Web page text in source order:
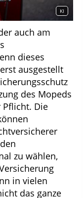
KI
auch am
dieses
ausgestellt
des Mopeds
Die
zu wählen,
in vielen
das ganze